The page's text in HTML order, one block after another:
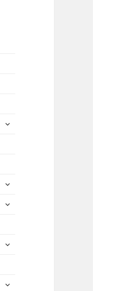
ouvrir
ouvrir
sous-
ouvrir
ouvrir
ouvrir